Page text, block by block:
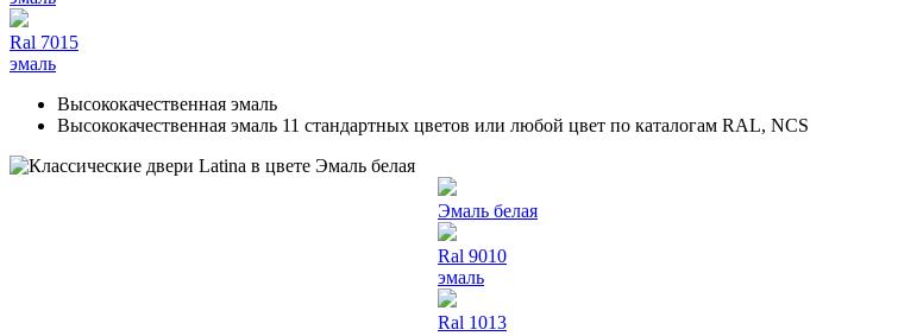
Ral 7015
эмаль
Высококачественная эмаль
Высококачественная эмаль 11 стандартных цветов или любой цвет по каталогам RAL, NCS
Эмаль белая
Ral 9010
эмаль
Ral 1013